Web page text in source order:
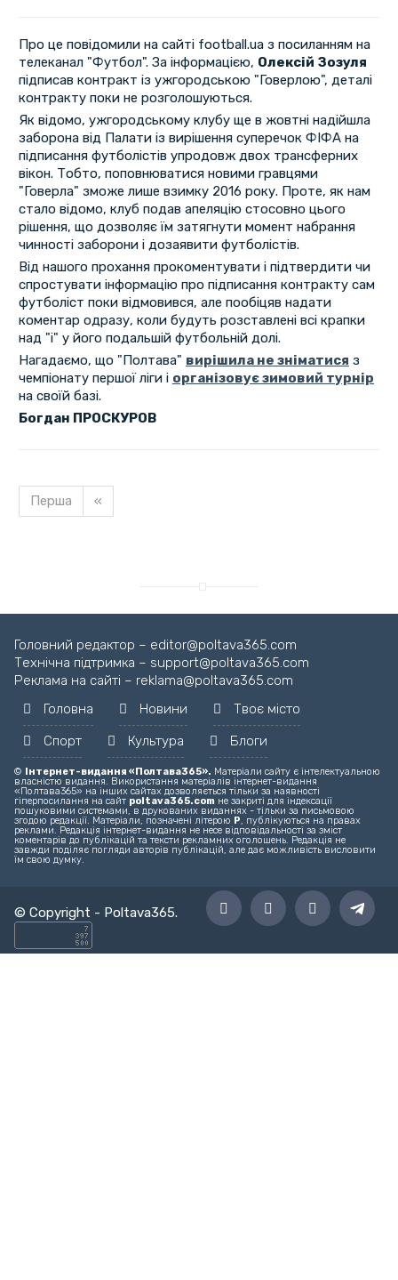
Про це повідомили на сайті football.ua з посиланням на
телеканал "Футбол". За інформацією, Олексій Зозуля
підписав контракт із ужгородською "Говерлою", деталі
контракту поки не розголошуються.
Як відомо, ужгородському клубу ще в жовтні надійшла
заборона від Палати із вирішення суперечок ФІФА на
підписання футболістів упродовж двох трансферних
вікон. Тобто, поповнюватися новими гравцями
"Говерла" зможе лише взимку 2016 року. Проте, як нам
стало відомо, клуб подав апеляцію стосовно цього
рішення, що дозволяє їм затягнути момент набрання
чинності заборони і дозаявити футболістів.
Від нашого прохання прокоментувати і підтвердити чи
спростувати інформацію про підписання контракту сам
футболіст поки відмовився, але пообіцяв надати
коментар одразу, коли будуть розставлені всі крапки
над "і" у його подальшій футбольній долі.
Нагадаємо, що "Полтава" вирішила не зніматися з
чемпіонату першої ліги і організовує зимовий турнір
на своїй базі.
Богдан ПРОСКУРОВ
Перша «
Головний редактор – editor@poltava365.com
Технічна підтримка – support@poltava365.com
Реклама на сайті – reklama@poltava365.com
Головна
Новини
Твоє місто
Спорт
Культура Блоги
© Інтернет-видання «Полтава365». Матеріали сайту є інтелектуальною
власністю видання. Використання матеріалів інтернет-видання
«Полтава365» на інших сайтах дозволяється тільки за наявності
гіперпосилання на сайт poltava365.com не закриті для індексації
пошуковими системами, в друкованих виданнях - тільки за письмовою
згодою редакції. Матеріали, позначені літерою Р, публікуються на правах
реклами. Редакція інтернет-видання не несе відповідальності за зміст
коментарів до публікацій та тексти рекламних оголошень. Редакція не
завжди поділяє погляди авторів публікацій, але дає можливість висловити
їм свою думку.
© Copyright - Poltava365.